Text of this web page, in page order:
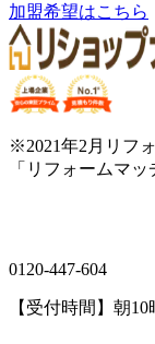
加盟希望はこちら
※2021年2月リフ
「リフォームマ
0120-447-604
【受付時間】朝